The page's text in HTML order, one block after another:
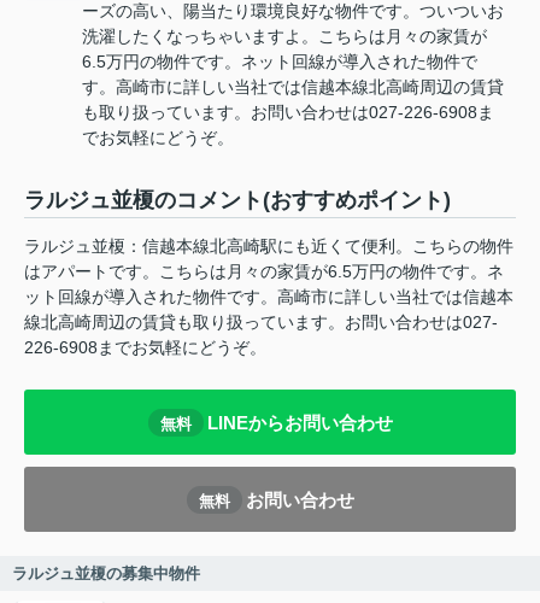
ーズの高い、陽当たり環境良好な物件です。ついついお
洗濯したくなっちゃいますよ。こちらは月々の家賃が
6.5万円の物件です。ネット回線が導入された物件で
す。高崎市に詳しい当社では信越本線北高崎周辺の賃貸
も取り扱っています。お問い合わせは027-226-6908ま
でお気軽にどうぞ。
ラルジュ並榎のコメント(おすすめポイント)
ラルジュ並榎：信越本線北高崎駅にも近くて便利。こちらの物件
はアパートです。こちらは月々の家賃が6.5万円の物件です。ネ
ット回線が導入された物件です。高崎市に詳しい当社では信越本
線北高崎周辺の賃貸も取り扱っています。お問い合わせは027-
226-6908までお気軽にどうぞ。
無料 LINEからお問い合わせ
無料 お問い合わせ
ラルジュ並榎の募集中物件